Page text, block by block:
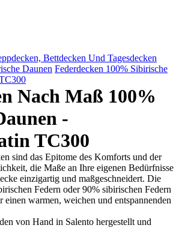
Bettdecken Und Tagesdecken
Daunen Federdecken 100% Sibirische
Nach Maß 100%
-
TC300
sind das Epitome des Komforts und der
die Maße an Ihre eigenen Bedürfnisse
einzigartig und maßgeschneidert. Die
Federn oder 90% sibirischen Federn
einen warmen, weichen und entspannenden
von Hand in Salento hergestellt und